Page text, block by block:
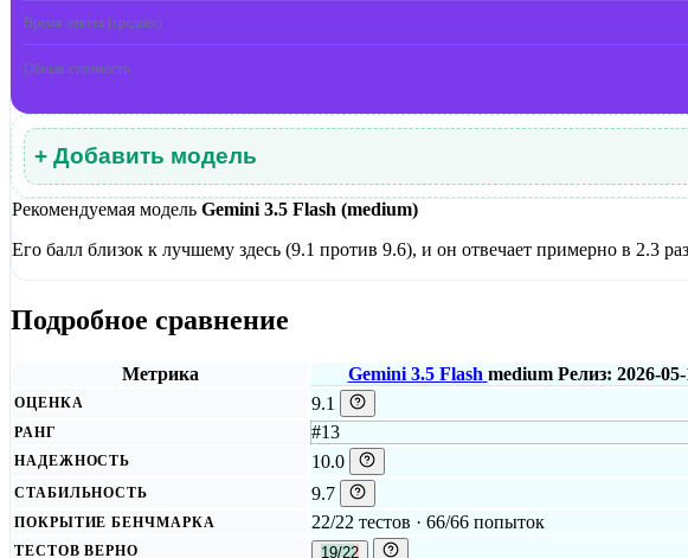
Время ответа (среднее)
Общая стоимость
+ Добавить модель
Рекомендуемая модель Gemini 3.5 Flash (medium)
Его балл близок к лучшему здесь (9.1 против 9.6), и он отвечает примерно в 2.3
Подробное сравнение
Метрика Gemini 3.5 Flash medium Релиз: 2026-
ОЦЕНКА 9.1
РАНГ #13
НАДЕЖНОСТЬ 10.0
СТАБИЛЬНОСТЬ 9.7
ПОКРЫТИЕ БЕНЧМАРКА 22/22 тестов · 66/66 попыток
ТЕСТОВ ВЕРНО 19/22